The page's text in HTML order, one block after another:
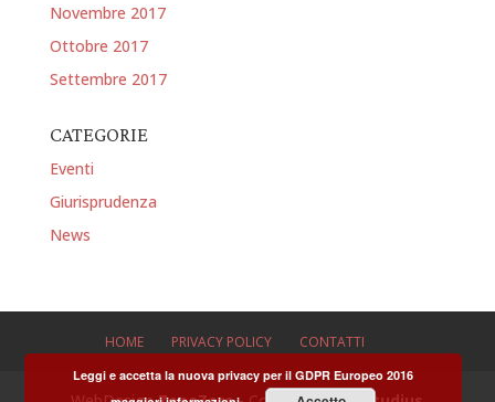
Novembre 2017
Ottobre 2017
Settembre 2017
CATEGORIE
Eventi
Giurisprudenza
News
HOME PRIVACY POLICY CONTATTI
Leggi e accetta la nuova privacy per il GDPR Europeo 2016